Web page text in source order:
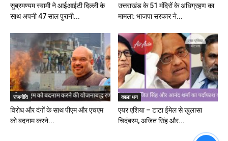
सुब्रमण्यम स्वामी ने आईआईटी दिल्ली के
साथ अपनी 47 साल पुरानी...
उत्तराखंड के 51 मंदिरों के अधिग्रहण का
मामला: भाजपा सरकार ने...
राजनीति
विरोध और दंगों के साथ पीएम और एचएम
को बदनाम करने...
काला धन
एयर एशिया – टाटा ईमेल से खुलासा
चिदंबरम, अजित सिंह और...